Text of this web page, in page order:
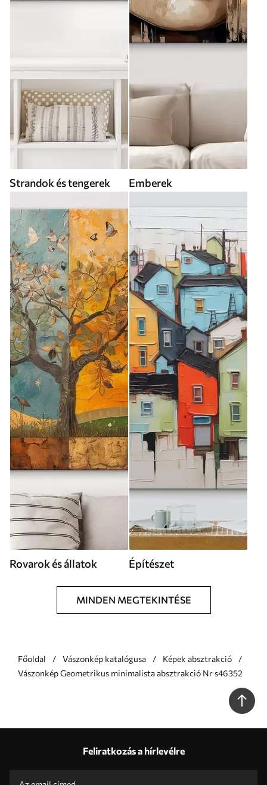
Strandok és tengerek Emberek
Rovarok és állatok Építészet
MINDEN MEGTEKINTÉSE
Főoldal Vászonkép katalógusa
Képek absztrakció
Vászonkép Geometrikus minimalista absztrakció Nr s46352
Feliratkozás a hírlevélre